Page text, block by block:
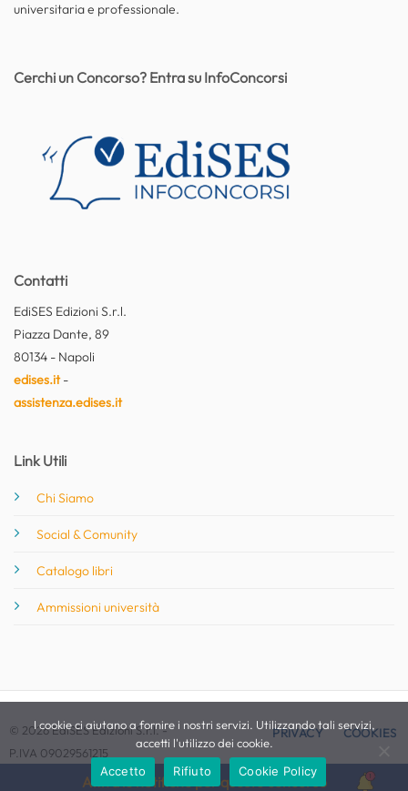
Attiva le notifiche per questo concorso
universitaria e professionale.
Contatti
EdiSES Edizioni S.r.l.
Piazza Dante, 89
80134 - Napoli
edises.it-
assistenza.edises.it
Link Utili
Chi Siamo
Social & Comunity
Catalogo libri
Ammissioni università
Cerchi un Concorso? Entra su InfoConcorsi
© 2026 EdiSES Edizioni S.r.l. -
P.IVA 09029561215
PRIVACY COOKIES
I cookie ci aiutano a fornire i nostri servizi. Utilizzando tali servizi,
accetti l'utilizzo dei cookie.
Accetto
Rifiuto Cookie Policy